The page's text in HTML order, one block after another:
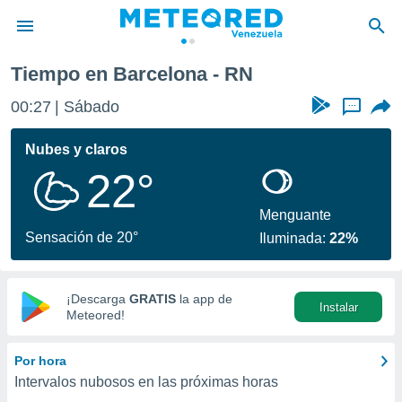
de
ha
calidad.
a este
las
y
digital
basada
Tiempo en Barcelona - RN
00:27 Sábado ...
Nubes y claros
22°
Sensación de 20°
Menguante
Iluminada:22%
¡Descarga GRATIS la app de
Meteored!
Instalar
Por hora
Intervalos nubosos en las próximas horas